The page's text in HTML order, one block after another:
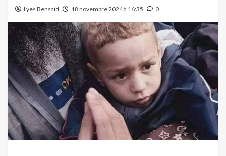
Lyes Bensaïd 18 novembre 2024 à 16:35 0